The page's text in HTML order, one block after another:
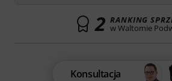
2 RANKING
w Waltornie
Konsultacja